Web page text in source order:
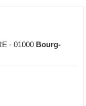
- 01000 Bourg-